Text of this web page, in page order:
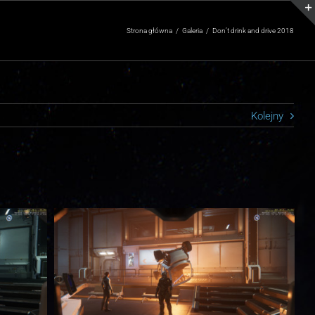
Strona główna / Galeria / Don’t drink and drive 2018
Kolejny